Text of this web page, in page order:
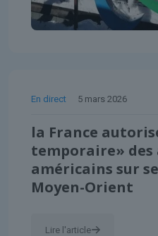
En direct 5 mars 2026
la France
temporaire» des
américains sur
Moyen-Orient
Lire l'article